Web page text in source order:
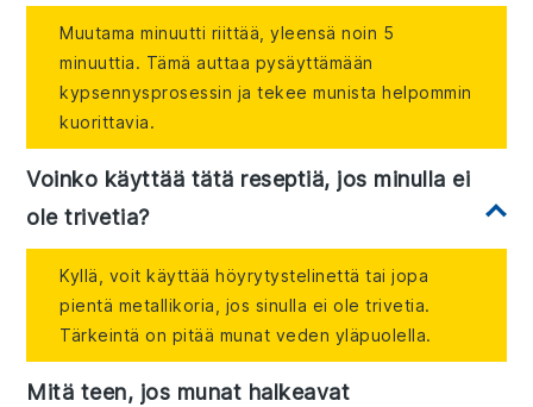
Muutama minuutti riittää, yleensä noin 5
minuuttia. Tämä auttaa pysäyttämään
kypsennysprosessin ja tekee munista helpommin
kuorittavia.
Voinko käyttää tätä reseptiä, jos minulla ei
ole trivetia?
Kyllä, voit käyttää höyrytystelinettä tai jopa
pientä metallikoria, jos sinulla ei ole trivetia.
Tärkeintä on pitää munat veden yläpuolella.
Mitä teen, jos munat halkeavat